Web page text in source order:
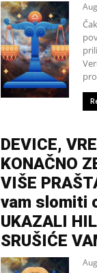
DEVICE,
KONAČNO
VIŠE
vam slomiti
UKAZALI
SRUŠIĆE